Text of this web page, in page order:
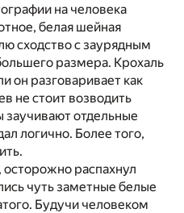
на человека
белая шейная
сходство с заурядным
размера. Крохаль
он разговаривает как
не стоит возводить
заучивают отдельные
логично. Более того,
распахнул
чуть заметные белые
Будучи человеком